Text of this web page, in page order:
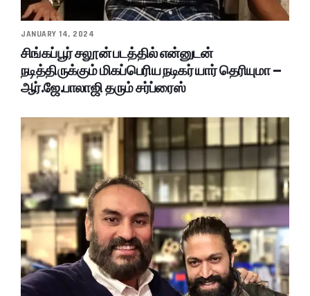
JANUARY 14, 2024
சிங்கப்பூர் சலூன் படத்தில் என்னுடன்
நடித்திருக்கும் மிகப்பெரிய நடிகர் யார் தெரியுமா –
ஆர்.ஜே.பாலாஜி தரும் சர்ப்ரைஸ்